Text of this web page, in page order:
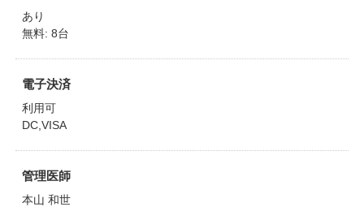
あり
無料: 8台
電子決済
利用可
DC,VISA
管理医師
本山 和世